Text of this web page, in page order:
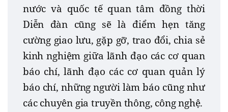
nước và quốc tế quan tâm đồng thời
Diễn đàn cũng sẽ là điểm hẹn tăng
cường giao lưu, gặp gỡ, trao đổi, chia sẻ
kinh nghiệm giữa lãnh đạo các cơ quan
báo chí, lãnh đạo các cơ quan quản lý
báo chí, những người làm báo cũng như
các chuyên gia truyền thông, công nghệ.